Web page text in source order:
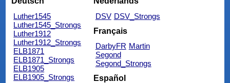
Luther1545
Luther1545_Strongs
Luther1912
Luther1912_Strongs
ELB1871
ELB1871_Strongs
ELB1905
ELB1905_Strongs
DSV DSV_Strongs
Français
DarbyFR Martin
Segond
Segond_Strongs
Español